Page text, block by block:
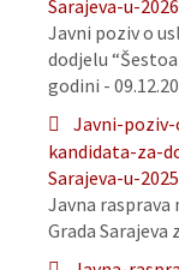
Sarajeva-u-
Javni poziv o
dodjelu
godini -
Javni-
kandidata-za-
Sarajeva-u-
Javna rasprava
Grada Sarajeva